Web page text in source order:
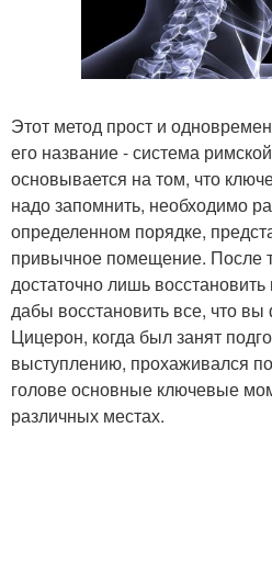
Этот метод прост и
его название - система
основывается на том, что
надо запомнить, необходимо
определенном порядке,
привычное помещение. После
достаточно лишь
дабы восстановить все, что
Цицерон, когда был занят
выступлению, прохаживался
голове основные ключевые
различных местах.